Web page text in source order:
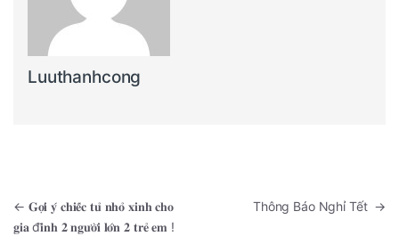
Luuthanhcong
Điều hướng bài viết
← 𝐆𝐨̛̣𝐢 𝐲́ 𝐜𝐡𝐢𝐞̂́𝐜 𝐭𝐮̉ 𝐧𝐡𝐨̉ 𝐱𝐢𝐧𝐡 𝐜𝐡𝐨
𝐠𝐢𝐚 đ𝐢̀𝐧𝐡 𝟐 𝐧𝐠𝐮̛𝐨̛̀𝐢 𝐥𝐨̛́𝐧 𝟐 𝐭𝐫𝐞̉ 𝐞𝐦 !
Thông Báo Nghỉ Tết →